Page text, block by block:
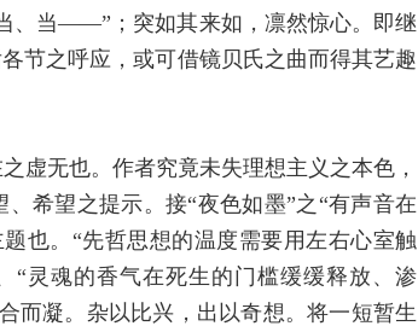
、当——”；突如其来如，凛然惊心。即继
节之呼应，或可借镜贝氏之曲而得其艺趣
虚无也。作者究竟未失理想主义之本色，
希望之提示。接“夜色如墨”之“有声音在
也。“先哲思想的温度需要用左右心室触
“灵魂的香气在死生的门槛缓缓释放、渗
而凝。杂以比兴，出以奇想。将一短暂生